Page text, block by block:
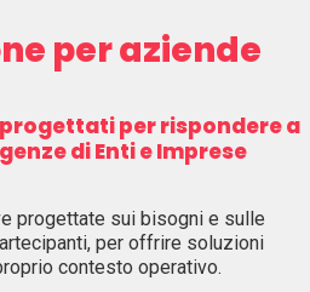
per aziende
per rispondere a
di Enti e Imprese
progettate sui bisogni e sulle
per offrire soluzioni
contesto operativo.